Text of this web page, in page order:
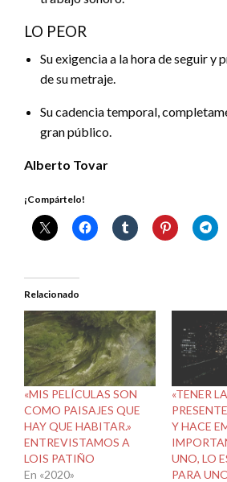
LO PEOR
Su exigencia a la hora de seguir y
de su metraje.
Su cadencia temporal,
gran público.
Alberto Tovar
¡Compártelo!
Relacionado
«MIS PELÍCULAS SON
COMO PAISAJES QUE
HAY QUE HABITAR.»
ENTREVISTAMOS A
LOIS PATIÑO
En «2020»
«TENER
Y HACE
UNO, LO
PARA